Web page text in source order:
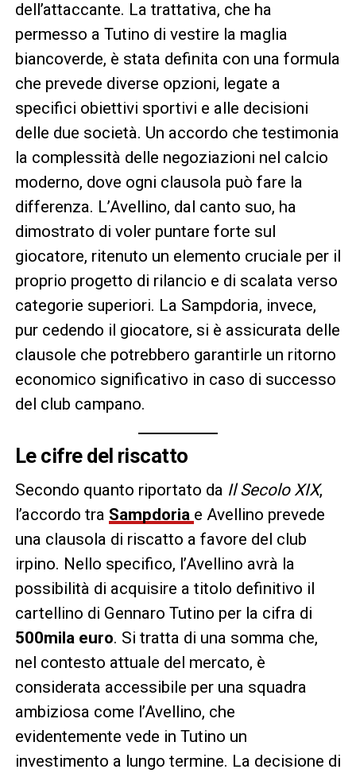
dell’attaccante. La trattativa, che ha
permesso a Tutino di vestire la maglia
biancoverde, è stata definita con una formula
che prevede diverse opzioni, legate a
specifici obiettivi sportivi e alle decisioni
delle due società. Un accordo che testimonia
la complessità delle negoziazioni nel calcio
moderno, dove ogni clausola può fare la
differenza. L’Avellino, dal canto suo, ha
dimostrato di voler puntare forte sul
giocatore, ritenuto un elemento cruciale per il
proprio progetto di rilancio e di scalata verso
categorie superiori. La Sampdoria, invece,
pur cedendo il giocatore, si è assicurata delle
clausole che potrebbero garantirle un ritorno
economico significativo in caso di successo
del club campano.
Le cifre del riscatto
Secondo quanto riportato da Il Secolo XIX,
l’accordo tra Sampdoria e Avellino prevede
una clausola di riscatto a favore del club
irpino. Nello specifico, l’Avellino avrà la
possibilità di acquisire a titolo definitivo il
cartellino di Gennaro Tutino per la cifra di
500mila euro. Si tratta di una somma che,
nel contesto attuale del mercato, è
considerata accessibile per una squadra
ambiziosa come l’Avellino, che
evidentemente vede in Tutino un
investimento a lungo termine. La decisione di